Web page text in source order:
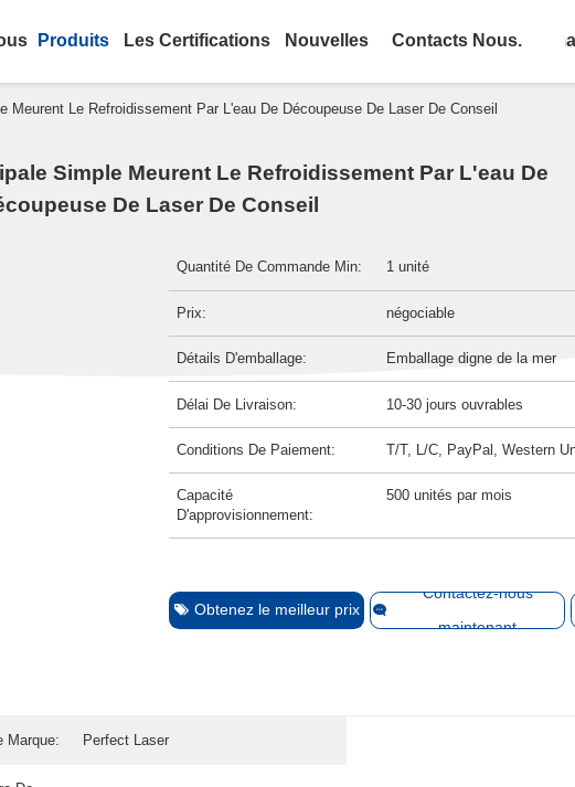
Produits Les Certifications Nouvelles Contacts Nous.
Meurent Le Refroidissement Par L'eau De Découpeuse De Laser De Conseil
Simple Meurent Le Refroidissement Par L'eau De
De Laser De Conseil
Quantité De Commande Min: 1 unité
Prix: négociable
Détails D'emballage: Emballage digne de la mer
Délai De Livraison: 10-30 jours ouvrables
Conditions De Paiement: T/T, L/C, PayPal, Western
Capacité
D'approvisionnement:
500 unités par mois
Obtenez le meilleur prix
Contactez-nous
maintenant
Marque: Perfect Laser